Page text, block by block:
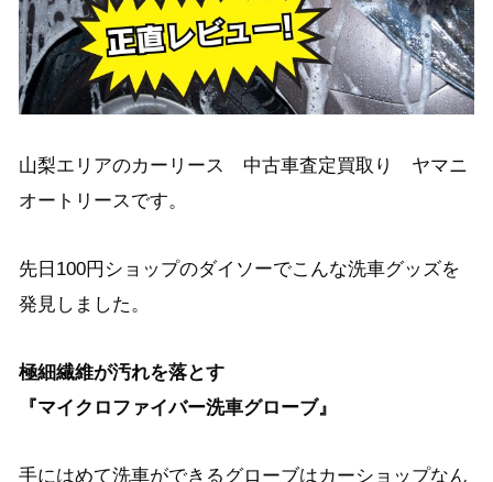
山梨エリアのカーリース 中古車査定買取り ヤマニ
オートリースです。
先日100円ショップのダイソーでこんな洗車グッズを
発見しました。
極細繊維が汚れを落とす
『マイクロファイバー洗車グローブ』
手にはめて洗車ができるグローブはカーショップなん